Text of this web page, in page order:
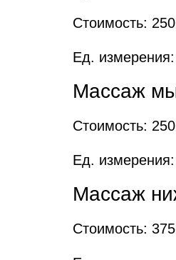
Стоимость:
Ед. измерения:
Массаж
Стоимость:
Ед. измерения:
Массаж
Стоимость: